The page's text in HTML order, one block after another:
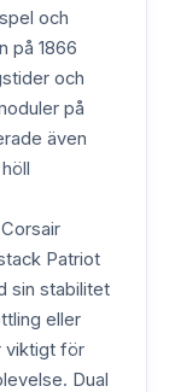
och
på 1866
och
på
även
Patriot
sin stabilitet
eller
viktigt för
Dual